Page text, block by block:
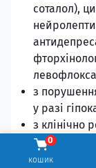
кошик
0
соталол),
з
у разі
з клінічно
серцевою